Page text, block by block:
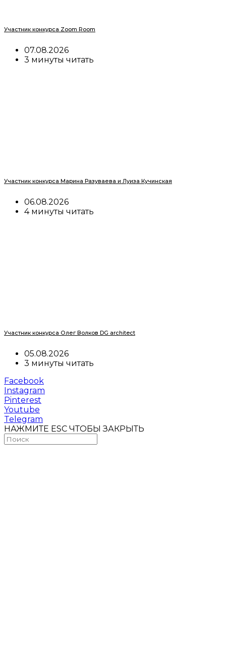
Участник конкурса Zoom Room
07.08.2026
3 минуты читать
Участник конкурса Марина Разуваева и Луиза Кучинская
06.08.2026
4 минуты читать
Участник конкурса Олег Волков DG architect
05.08.2026
3 минуты читать
Facebook
Instagram
Pinterest
Youtube
Telegram
НАЖМИТЕ ESC ЧТОБЫ ЗАКРЫТЬ